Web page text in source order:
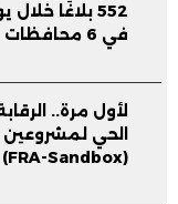
552 بلاغًا
في 6 محافظات
لأول مرة..
الحي
(FRA-Sandbox)